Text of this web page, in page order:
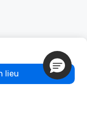
lieu